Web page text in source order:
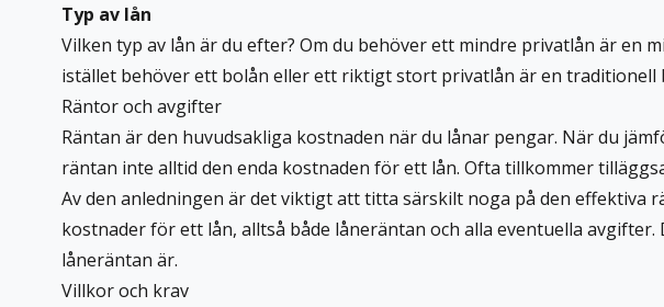
Typ av lån
Vilken typ av lån är du efter? Om du behöver ett mindre privatlån är en
istället behöver ett bolån eller ett riktigt stort privatlån är en traditionell
Räntor och avgifter
Räntan är den huvudsakliga kostnaden när du lånar pengar. När du
räntan inte alltid den enda kostnaden för ett lån. Ofta tillkommer
Av den anledningen är det viktigt att titta särskilt noga på den effektiva
kostnader för ett lån, alltså både låneräntan och alla eventuella
låneräntan är.
Villkor och krav